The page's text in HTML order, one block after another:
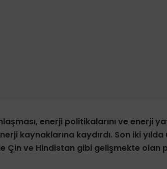
enerji politikalarını ve enerji
kaynaklarına kaydırdı. Son iki
Çin ve Hindistan gibi gelişmekte olan